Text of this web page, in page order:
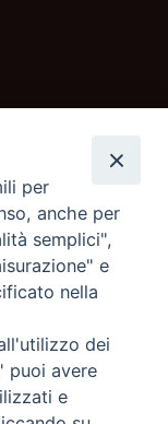
per
anche per
semplici",
e
nella
dei
puoi avere
e